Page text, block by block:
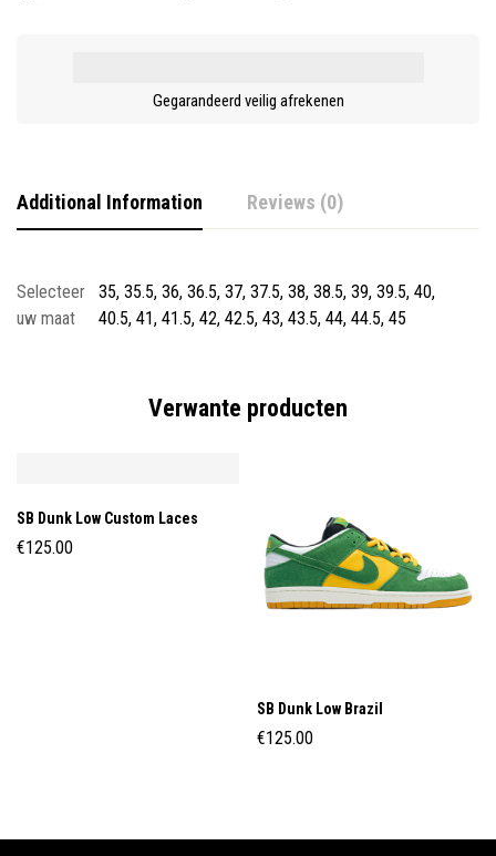
Gegarandeerd veilig afrekenen
Additional Information Reviews (0)
Selecteer
uw maat
35, 35.5, 36, 36.5, 37, 37.5, 38, 38.5, 39, 39.5, 40,
40.5, 41, 41.5, 42, 42.5, 43, 43.5, 44, 44.5, 45
Verwante producten
SB Dunk Low Custom Laces
€125.00
SB Dunk Low Brazil
€125.00